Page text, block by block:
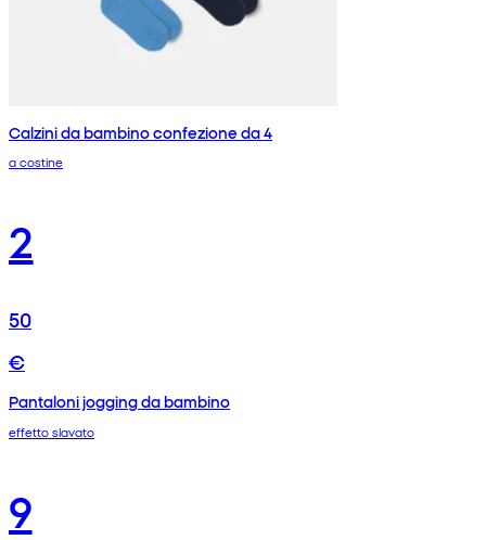
Calzini da bambino confezione da 4
a costine
2
50
€
Pantaloni jogging da bambino
effetto slavato
9